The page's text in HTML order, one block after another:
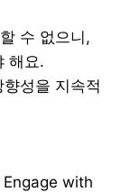
수 없으니,
해요.
성을 지속적
with